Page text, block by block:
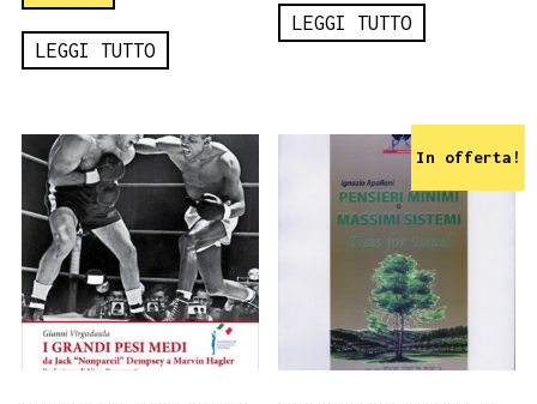
LEGGI TUTTO
LEGGI TUTTO
In offerta!